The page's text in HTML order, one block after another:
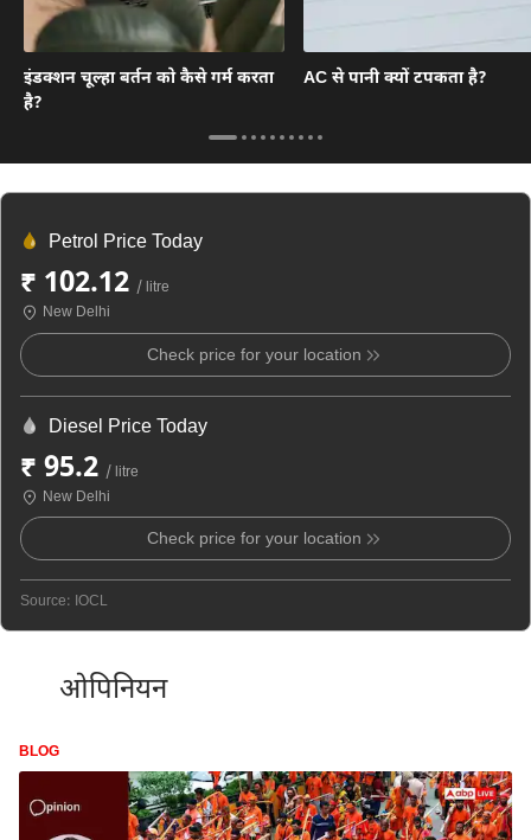
इंडक्शन चूल्हा बर्तन को कैसे गर्म करता
है?
AC से पानी क्यों टपकता है?
Petrol Price Today
₹ 102.12 / litre
New Delhi
Check price for your location
Diesel Price Today
₹ 95.2 / litre
New Delhi
Check price for your location
Source: IOCL
ओपिनियन
BLOG